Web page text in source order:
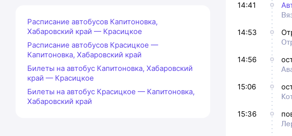
14:41
14:53
14:56
15:06
15:36
Расписание автобусов Капитоновка,
Хабаровский край — Красицкое
Расписание автобусов Красицкое —
Капитоновка, Хабаровский край
Билеты на автобус Капитоновка, Хабаровский
край — Красицкое
Билеты на автобус Красицкое — Капитоновка,
Хабаровский край